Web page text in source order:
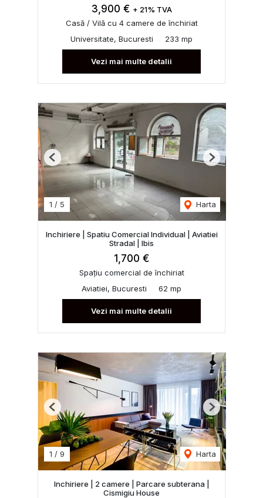
3,900 € + 21% TVA
Casă / Vilă cu 4 camere de închiriat
Universitate, Bucuresti
233 mp
Vezi mai multe detalii
1 / 5 Harta
Previous Next
Inchiriere | Spatiu Comercial Individual | Aviatiei
Stradal | Ibis
1,700 €
Spațiu comercial de închiriat
Aviatiei, Bucuresti
62 mp
Vezi mai multe detalii
1 / 9 Harta
Previous Next
Inchiriere | 2 camere | Parcare subterana |
Cismigiu House